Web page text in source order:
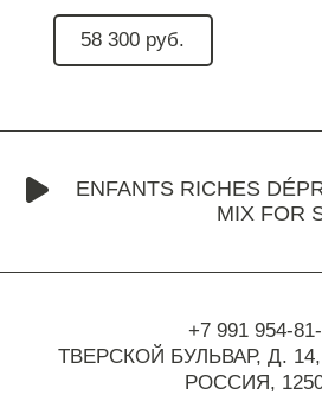
58 300 руб.
ENFANTS RICHES
MIX FOR
+7 991 954-
ТВЕРСКОЙ БУЛЬВАР, Д. 14,
РОССИЯ,